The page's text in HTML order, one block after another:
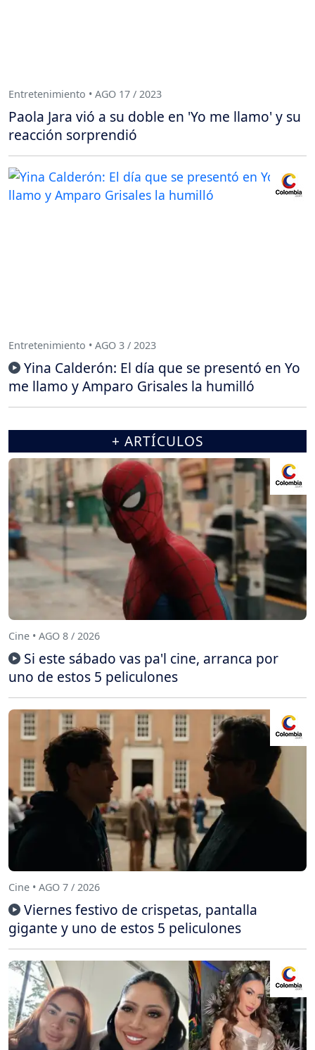
Entretenimiento • AGO 17 / 2023
Paola Jara vió a su doble en 'Yo me llamo' y su
reacción sorprendió
Entretenimiento • AGO 3 / 2023
Yina Calderón: El día que se presentó en Yo
me llamo y Amparo Grisales la humilló
+ ARTÍCULOS
Cine • AGO 8 / 2026
Si este sábado vas pa'l cine, arranca por
uno de estos 5 peliculones
Cine • AGO 7 / 2026
Viernes festivo de crispetas, pantalla
gigante y uno de estos 5 peliculones